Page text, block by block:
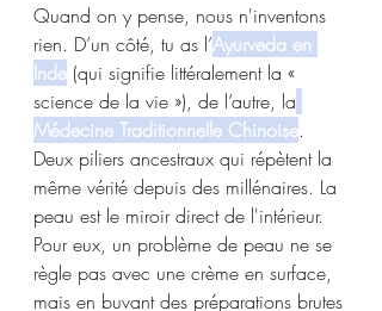
Quand on y pense, nous n'inventons
rien. D’un côté, tu as l’Ayurveda en
Inde (qui signifie littéralement la «
science de la vie »), de l’autre, la
Médecine Traditionnelle Chinoise.
Deux piliers ancestraux qui répètent la
même vérité depuis des millénaires. La
peau est le miroir direct de l'intérieur.
Pour eux, un problème de peau ne se
règle pas avec une crème en surface,
mais en buvant des préparations brutes